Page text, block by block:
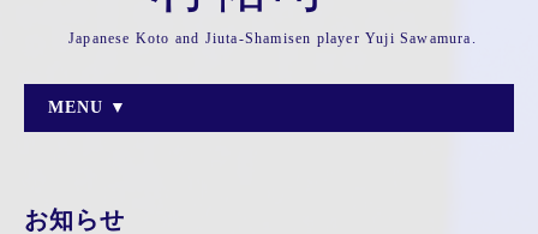
Japanese Koto and Jiuta-Shamisen player Yuji Sawamura.
MENU ▼
お知らせ